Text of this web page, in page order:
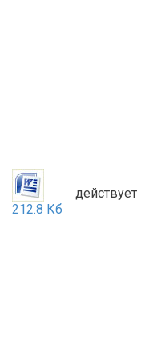
212.8 Кб
действует